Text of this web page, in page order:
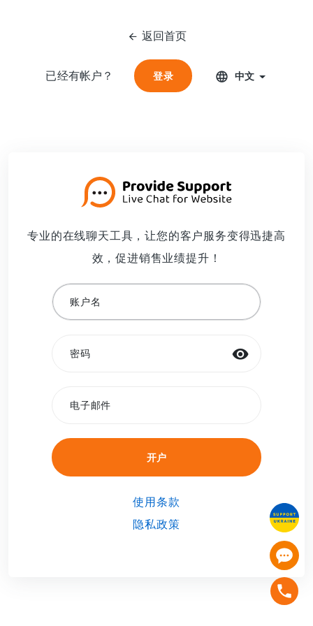
返回首页
已经有帐户？ 登录
登录 中文
专业的在线聊天工具，让您的客户服务变得迅捷高
效，促进销售业绩提升！
账户名
密码
电子邮件
开户
开户
使用条款
隐私政策